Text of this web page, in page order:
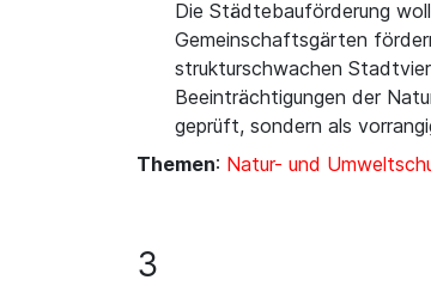
Die Städtebauförderung
Gemeinschaftsgärten
strukturschwachen
Beeinträchtigungen der
geprüft, sondern als
Themen: Natur- und
3